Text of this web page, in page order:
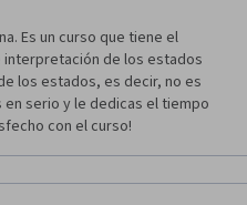
awesome, gracias
Es un curso que tiene el
de los estados
los estados, es decir, no es
serio y le dedicas el tiempo
con el curso!